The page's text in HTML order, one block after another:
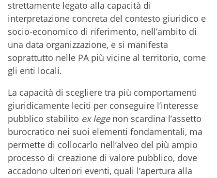
strettamente legato alla capacità di
interpretazione concreta del contesto giuridico e
socio-economico di riferimento, nell’ambito di
una data organizzazione, e si manifesta
soprattutto nelle PA più vicine al territorio, come
gli enti locali.
La capacità di scegliere tra più comportamenti
giuridicamente leciti per conseguire l’interesse
pubblico stabilito ex legenon scardina l’assetto
burocratico nei suoi elementi fondamentali, ma
permette di collocarlo nell’alveo del più ampio
processo di creazione di valore pubblico, dove
accadono ulteriori eventi, quali l’apertura alla